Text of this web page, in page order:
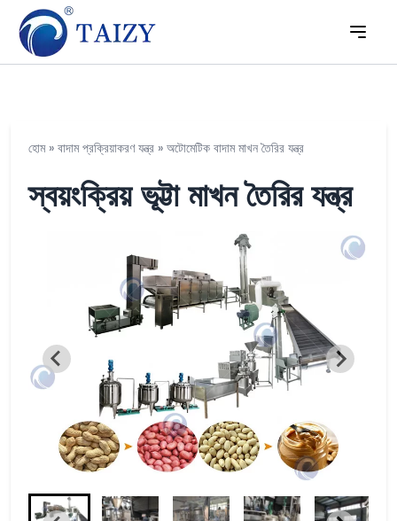
হোম» বাদাম প্রক্রিয়াকরণ যন্ত্র » অটোমেটিক বাদাম মাখন তৈরির যন্ত্র
স্বয়ংক্রিয় ভূট্টা মাখন তৈরির যন্ত্র